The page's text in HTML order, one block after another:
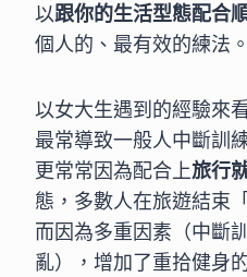
以跟你的生活型態配合
個人的、最有效的練法。
以女大生遇到的經驗來
最常導致一般人中斷訓
更常常因為配合上旅行
態，多數人在旅遊結束
而因為多重因素（中斷
亂），增加了重拾健身